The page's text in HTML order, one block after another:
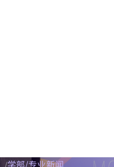
学部/专业新闻